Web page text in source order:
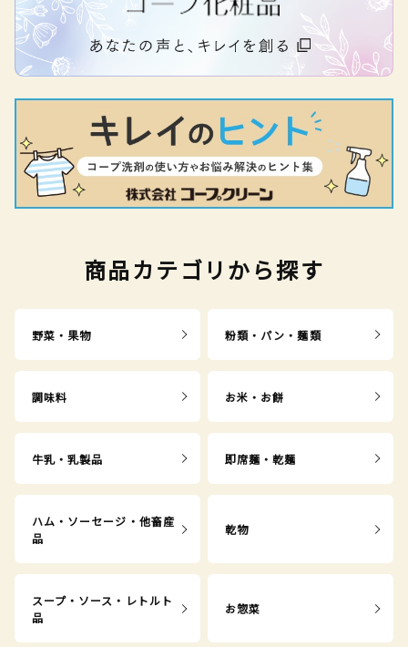
商品カテゴリから探す
野菜・果物 粉類・パン・麺類
調味料 お米・お餅
牛乳・乳製品 即席麺・乾麺
ハム・ソーセージ・他畜産
品
乾物
スープ・ソース・レトルト
品
お惣菜